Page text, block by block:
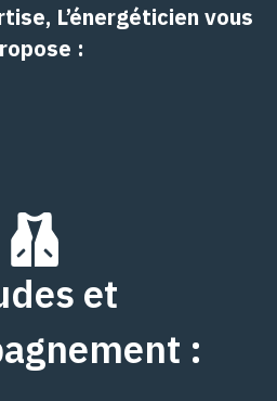
L’énergéticien vous
:
et
: